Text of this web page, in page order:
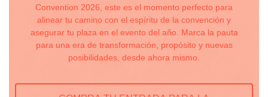
Convention 2026, este es el momento perfecto para
alinear tu camino con el espíritu de la convención y
asegurar tu plaza en el evento del año. Marca la pauta
para una era de transformación, propósito y nuevas
posibilidades, desde ahora mismo.